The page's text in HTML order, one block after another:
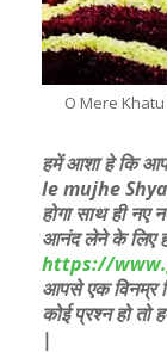
O Mere
हमें आशा हे कि
le mujhe
होगा साथ ही
आनंद लेने के लिए
https://
आपसे एक विनम्र
कोई प्रश्न हो
|